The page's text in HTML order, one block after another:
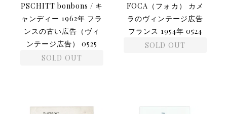
PSCHITT bonbons / キ
ャンディー 1962年 フラ
ンスの古い広告（ヴィ
ンテージ広告） 0525
SOLD OUT
FOCA（フォカ） カメ
ラのヴィンテージ広告
フランス 1954年 0524
SOLD OUT